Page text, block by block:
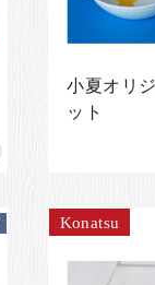
小夏オリ
ット
Konatsu